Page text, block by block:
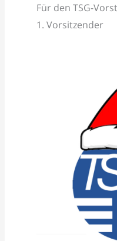
Für den TSG-
1. Vorsitzender